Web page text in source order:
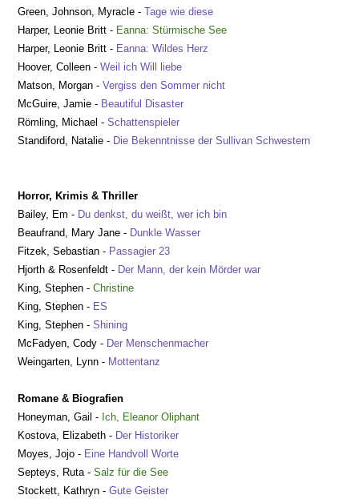
Green, Johnson, Myracle - Tage wie diese
Harper, Leonie Britt - Eanna: Stürmische See
Harper, Leonie Britt - Eanna: Wildes Herz
Hoover, Colleen -Weil ich Will liebe
Matson, Morgan -Vergiss den Sommer nicht
McGuire, Jamie - Beautiful Disaster
Römling, Michael -Schattenspieler
Standiford, Natalie - Die Bekenntnisse der Sullivan Schwestern
Horror, Krimis & Thriller
Bailey, Em - Du denkst, du weißt, wer ich bin
Beaufrand, Mary Jane - Dunkle Wasser
Fitzek, Sebastian - Passagier 23
Hjorth & Rosenfeldt - Der Mann, der kein Mörder war
King, Stephen -Christine
King, Stephen - ES
King, Stephen -Shining
McFadyen, Cody - Der Menschenmacher
Weingarten, Lynn - Mottentanz
Romane & Biografien
Honeyman, Gail - Ich, Eleanor Oliphant
Kostova, Elizabeth - Der Historiker
Moyes, Jojo - Eine Handvoll Worte
Septeys, Ruta - Salz für die See
Stockett, Kathryn -Gute Geister